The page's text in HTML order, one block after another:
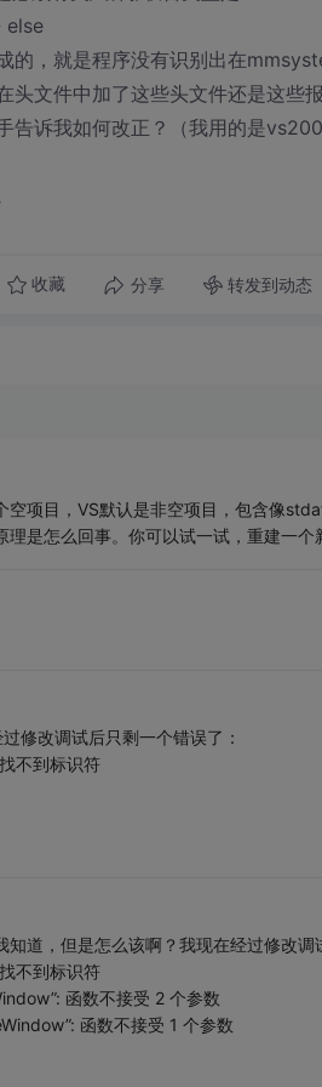
else
的，就是程序没有识别出在
头文件中加了这些头文件还是这些
告诉我如何改正？（我用的是
收藏 分享 转发到动态
项目，VS默认是非空项目，包含像
是怎么回事。你可以试一试，重建一个
修改调试后只剩一个错误了：
不到标识符
道，但是怎么该啊？我现在经过修改调
不到标识符
函数不接受 2 个参数
函数不接受 1 个参数